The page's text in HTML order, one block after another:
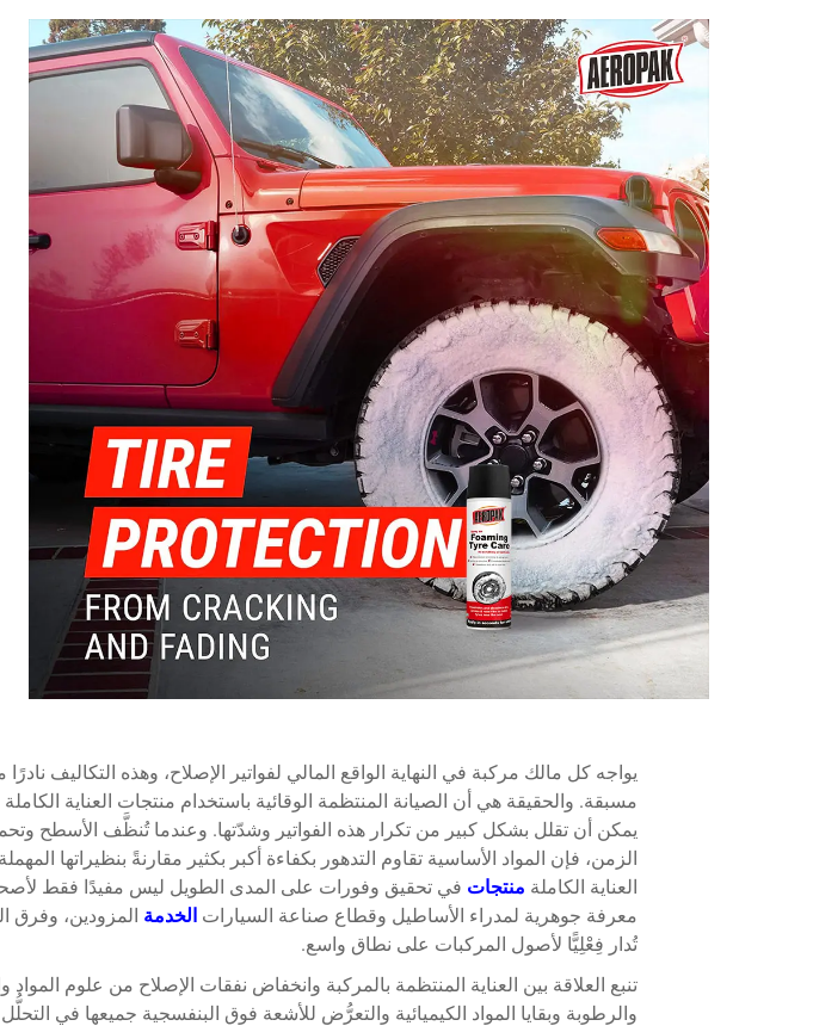
يواجه كل مالك مركبة في النهاية الواقع المالي لفواتير الإصلاح، وهذه التكاليف
مسبقة. والحقيقة هي أن الصيانة المنتظمة الوقائية باستخدام منتجات العناية الكاملة
يمكن أن تقلل بشكل كبير من تكرار هذه الفواتير وشدّتها. وعندما تُنظَّف
الزمن، فإن المواد الأساسية تقاوم التدهور بكفاءة أكبر بكثير مقارنةً بنظيراتها
العناية الكاملة منتجات في تحقيق وفورات على المدى الطويل ليس مفيدًا فقط
معرفة جوهرية لمدراء الأساطيل وقطاع صناعة السيارات الخدمة
تُدار فِعْلِيًّا لأصول المركبات على نطاق واسع.
تنبع العلاقة بين العناية المنتظمة بالمركبة وانخفاض نفقات الإصلاح من علوم المواد
والرطوبة وبقايا المواد الكيميائية والتعرُّض للأشعة فوق البنفسجية جميعها في